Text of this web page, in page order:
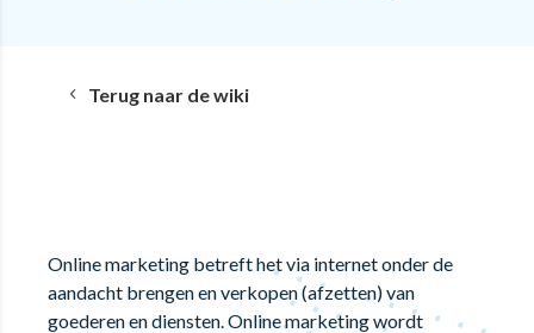
Terug naar de wiki
Online marketing betreft het via internet onder de
aandacht brengen en verkopen (afzetten) van
goederen en diensten. Online marketing wordt